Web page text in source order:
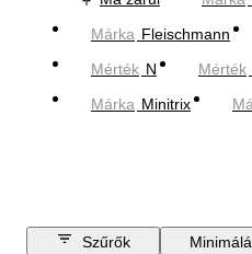
Márka Fleischmann
Mérték N Mérték
Márka Minitrix
Szűrők